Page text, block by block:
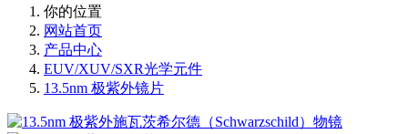
你的位置
网站首页
产品中心
EUV/XUV/SXR光学元件
13.5nm 极紫外镜片